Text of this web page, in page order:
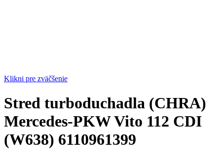
Klikni pre zväčšenie
Stred turboduchadla (CHRA)
Mercedes-PKW Vito 112 CDI
(W638) 6110961399